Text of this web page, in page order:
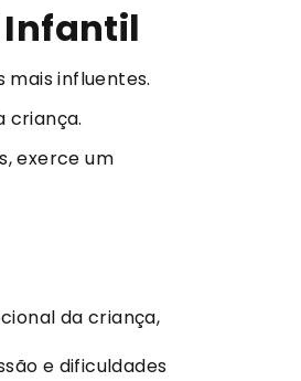
Infantil
influentes.
criança.
exerce um
da criança,
e dificuldades